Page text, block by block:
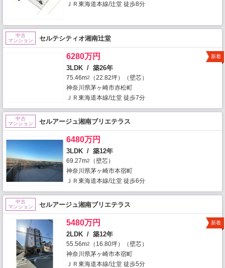
ＪＲ東海道本線/辻堂 徒歩8分
中古
マンション
セルテシティオ湘南辻堂
6280万円
3LDK / 築26年
75.46m2
（22.82坪）（壁芯）
神奈川県茅ヶ崎市赤松町
ＪＲ東海道本線/辻堂 徒歩7分
新着
中古
マンション
セルアージュ湘南ブリエテラス
6480万円
3LDK / 築12年
69.27m2
（壁芯）
神奈川県茅ヶ崎市本宿町
ＪＲ東海道本線/辻堂 徒歩6分
中古
マンション
セルアージュ湘南ブリエテラス
5480万円
2LDK / 築12年
55.56m2
（16.80坪）（壁芯）
神奈川県茅ヶ崎市本宿町
ＪＲ東海道本線/辻堂 徒歩5分
新着